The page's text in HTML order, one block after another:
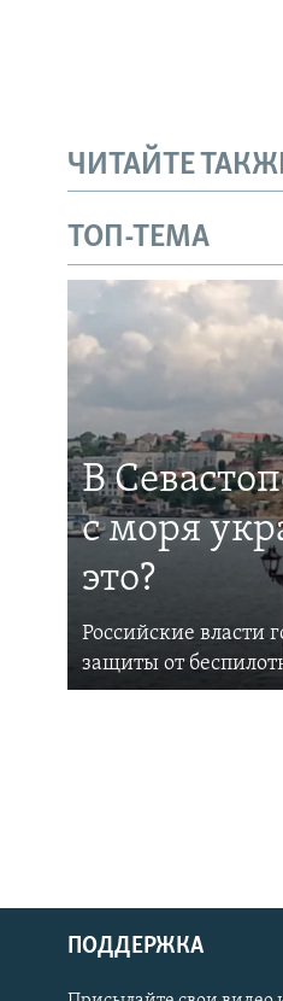
Українською
ЧИТАЙТЕ
ТОП-ТЕМА
В
с моря
это?
Российские власти
защиты от
ПОДДЕРЖКА